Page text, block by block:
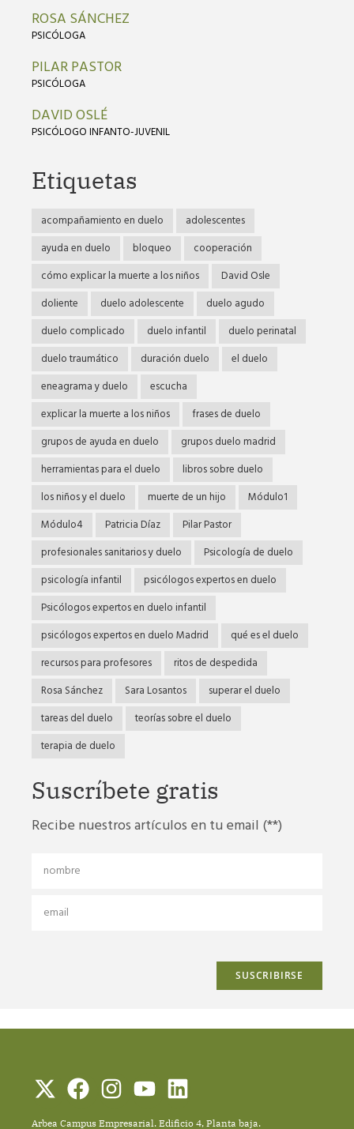
ROSA SÁNCHEZ
PSICÓLOGA
PILAR PASTOR
PSICÓLOGA
DAVID OSLÉ
PSICÓLOGO INFANTO-JUVENIL
Etiquetas
acompañamiento en duelo
adolescentes
ayuda en duelo
bloqueo
cooperación
cómo explicar la muerte a los niños
David Osle
doliente
duelo adolescente
duelo agudo
duelo complicado
duelo infantil
duelo perinatal
duelo traumático
duración duelo
el duelo
eneagrama y duelo
escucha
explicar la muerte a los niños
frases de duelo
grupos de ayuda en duelo
grupos duelo madrid
herramientas para el duelo
libros sobre duelo
los niños y el duelo
muerte de un hijo
Módulo1
Módulo4
Patricia Díaz
Pilar Pastor
profesionales sanitarios y duelo
Psicología de duelo
psicología infantil
psicólogos expertos en duelo
Psicólogos expertos en duelo infantil
psicólogos expertos en duelo Madrid
qué es el duelo
recursos para profesores
ritos de despedida
Rosa Sánchez
Sara Losantos
superar el duelo
tareas del duelo
teorías sobre el duelo
terapia de duelo
Suscríbete gratis
Recibe nuestros artículos en tu email (**)
Arbea Campus Empresarial. Edificio 4, Planta baja.